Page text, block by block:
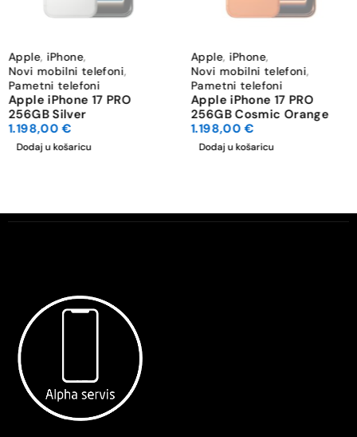
Apple, iPhone,
Novi mobilni telefoni,
Pametni telefoni
Apple iPhone 17 PRO
256GB Silver
1.198,00 €
Dodaj u košaricu
Apple, iPhone,
Novi mobilni telefoni,
Pametni telefoni
Apple iPhone 17 PRO
256GB Cosmic Orange
1.198,00 €
Dodaj u košaricu